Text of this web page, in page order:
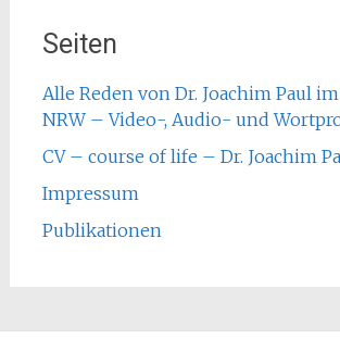
Seiten
Alle Reden von Dr. Joachim Paul
NRW – Video-, Audio- und
CV – course of life – Dr. Joachim
Impressum
Publikationen